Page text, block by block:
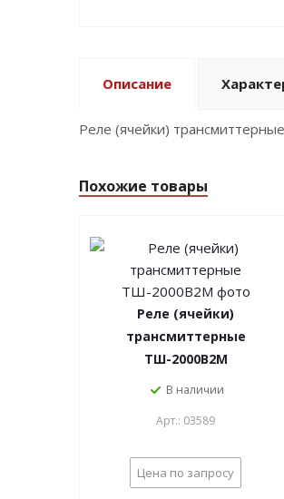
Описание
Реле (ячейки)
Похожие товары
Реле (ячейки)
трансмиттерные
ТШ-2000В2М
В наличии
Арт.: 03589
Цена по запросу